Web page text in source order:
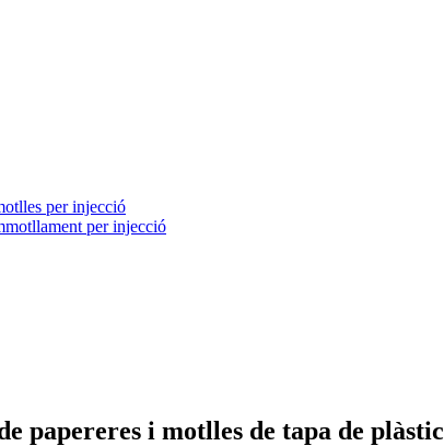
per injecció
per injecció
papereres i motlles de tapa de plàstic